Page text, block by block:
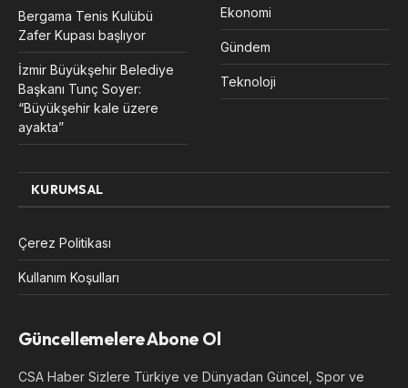
Bergama Tenis Kulübü
Zafer Kupası başlıyor
İzmir Büyükşehir Belediye
Başkanı Tunç Soyer:
“Büyükşehir kale üzere
ayakta”
Ekonomi
Gündem
Teknoloji
KURUMSAL
Çerez Politikası
Kullanım Koşulları
Güncellemelere Abone Ol
CSA Haber Sizlere Türkiye ve Dünyadan Güncel, Spor ve